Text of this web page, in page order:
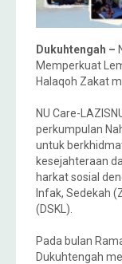
Dukuhtengah –
Memperkuat
Halaqoh Zakat
NU Care-
perkumpulan
untuk
kesejahteraan
harkat sosial
Infak, Sedekah
(DSKL).
Pada bulan
Dukuhtengah